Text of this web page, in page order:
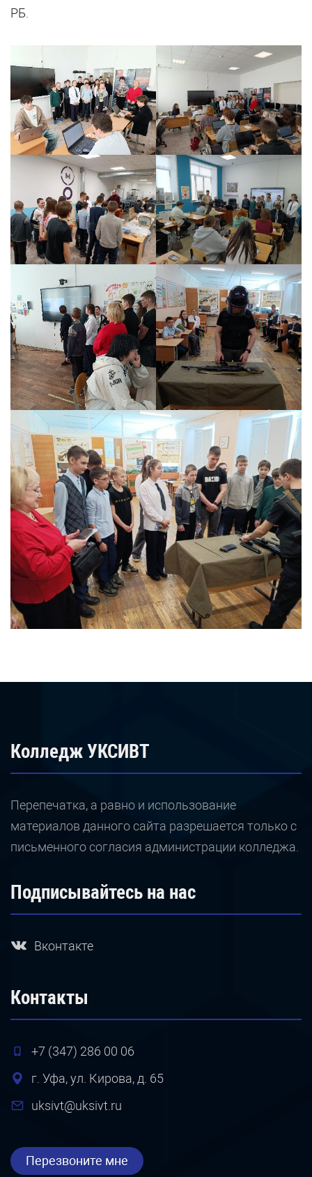
РБ.
Колледж УКСИВТ
Перепечатка, а равно и использование
материалов данного сайта разрешается только с
письменного согласия администрации колледжа.
Подписывайтесь на нас
Вконтакте
Контакты
+7 (347) 286 00 06
г. Уфа, ул. Кирова, д. 65
uksivt@uksivt.ru
Перезвоните мне